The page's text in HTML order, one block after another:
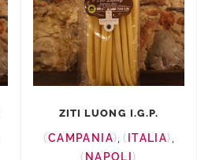
ZITI LUONG I.G.P.
CAMPANIA ITALIA
NAPOLI